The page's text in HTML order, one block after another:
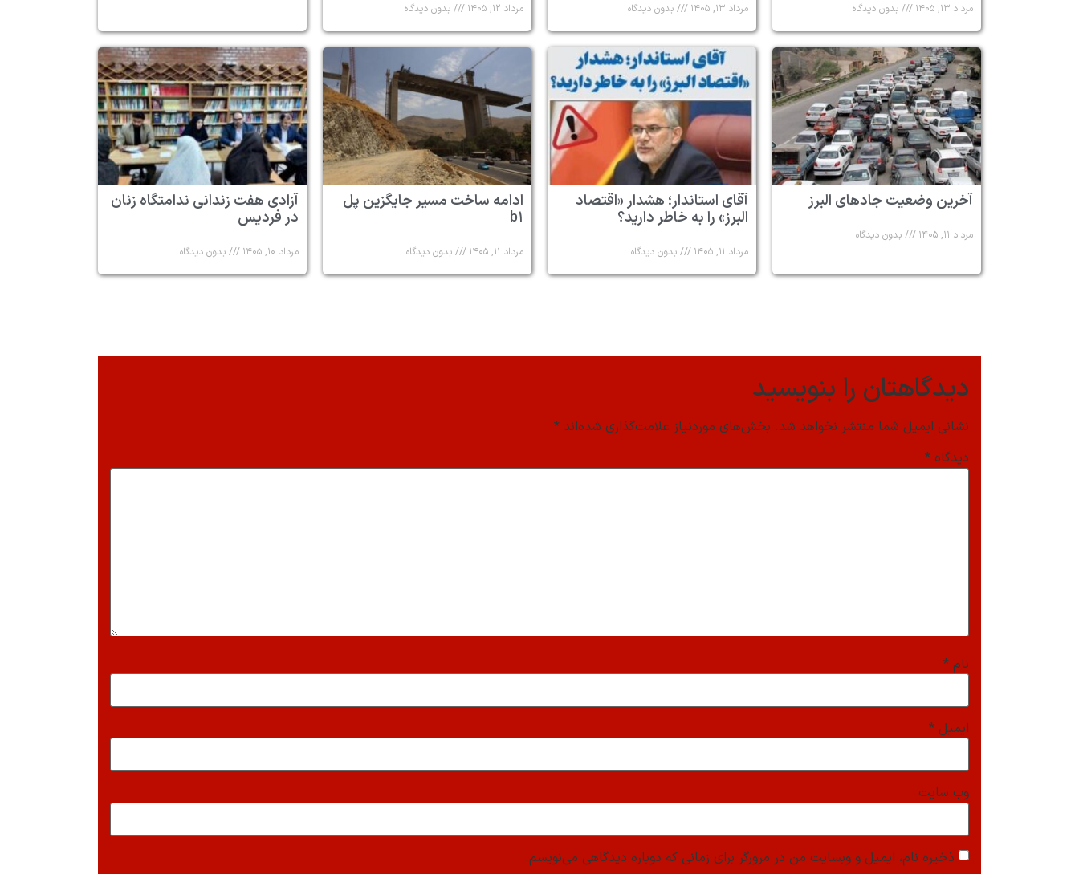
مرداد ۱۳, ۱۴۰۵ بدون دیدگاه مرداد ۱۳, ۱۴۰۵ بدون دیدگاه مرداد ۱۲, ۱۴۰۵ بدون دیدگاه
آخرین وضعیت جادهای البرز
مرداد ۱۱, ۱۴۰۵ بدون دیدگاه
آقای استاندار؛ هشدار «اقتصاد
البرز» را به خاطر دارید؟
مرداد ۱۱, ۱۴۰۵ بدون دیدگاه
ادامه ساخت مسیر جایگزین پل
b۱
مرداد ۱۱, ۱۴۰۵ بدون دیدگاه
آزادی هفت زندانی ندامتگاه زنان
در فردیس
مرداد ۱۰, ۱۴۰۵ بدون دیدگاه
دیدگاهتان را بنویسید
نشانی ایمیل شما منتشر نخواهد شد. بخش‌های موردنیاز علامت‌گذاری شده‌اند *
دیدگاه *
نام *
ایمیل *
وب‌ سایت
ذخیره نام، ایمیل و وبسایت من در مرورگر برای زمانی که دوباره دیدگاهی می‌نویسم.